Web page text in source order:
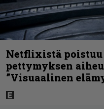
Netflixistä poistuu
pettymyksen
”Visuaalinen